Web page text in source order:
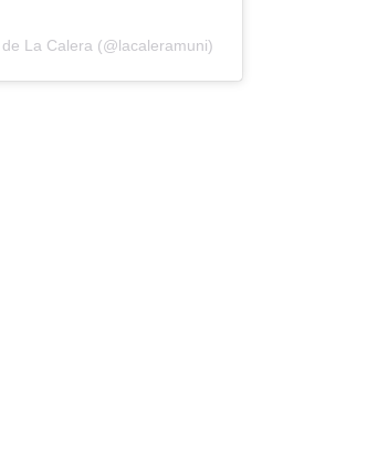
La Calera (@lacaleramuni)